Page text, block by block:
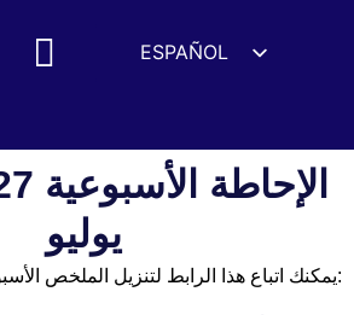
ESPAÑOL
FRANÇAIS
हिन्दी
يوليو
يمكنك اتباع هذا الرابط لتنزيل الملخص الأسبوعي: